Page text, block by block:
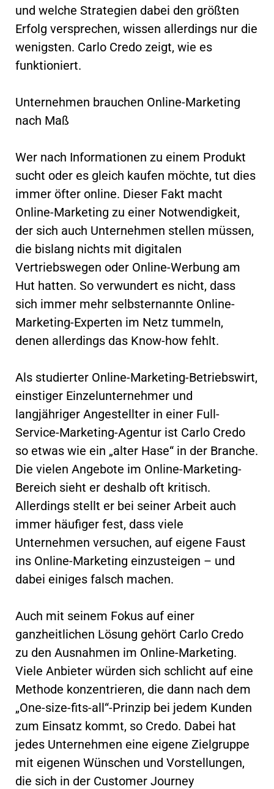
und welche Strategien dabei den größten
Erfolg versprechen, wissen allerdings nur die
wenigsten. Carlo Credo zeigt, wie es
funktioniert.
Unternehmen brauchen Online-Marketing
nach Maß
Wer nach Informationen zu einem Produkt
sucht oder es gleich kaufen möchte, tut dies
immer öfter online. Dieser Fakt macht
Online-Marketing zu einer Notwendigkeit,
der sich auch Unternehmen stellen müssen,
die bislang nichts mit digitalen
Vertriebswegen oder Online-Werbung am
Hut hatten. So verwundert es nicht, dass
sich immer mehr selbsternannte Online-
Marketing-Experten im Netz tummeln,
denen allerdings das Know-how fehlt.
Als studierter Online-Marketing-Betriebswirt,
einstiger Einzelunternehmer und
langjähriger Angestellter in einer Full-
Service-Marketing-Agentur ist Carlo Credo
so etwas wie ein „alter Hase“ in der Branche.
Die vielen Angebote im Online-Marketing-
Bereich sieht er deshalb oft kritisch.
Allerdings stellt er bei seiner Arbeit auch
immer häufiger fest, dass viele
Unternehmen versuchen, auf eigene Faust
ins Online-Marketing einzusteigen – und
dabei einiges falsch machen.
Auch mit seinem Fokus auf einer
ganzheitlichen Lösung gehört Carlo Credo
zu den Ausnahmen im Online-Marketing.
Viele Anbieter würden sich schlicht auf eine
Methode konzentrieren, die dann nach dem
„One-size-fits-all“-Prinzip bei jedem Kunden
zum Einsatz kommt, so Credo. Dabei hat
jedes Unternehmen eine eigene Zielgruppe
mit eigenen Wünschen und Vorstellungen,
die sich in der Customer Journey